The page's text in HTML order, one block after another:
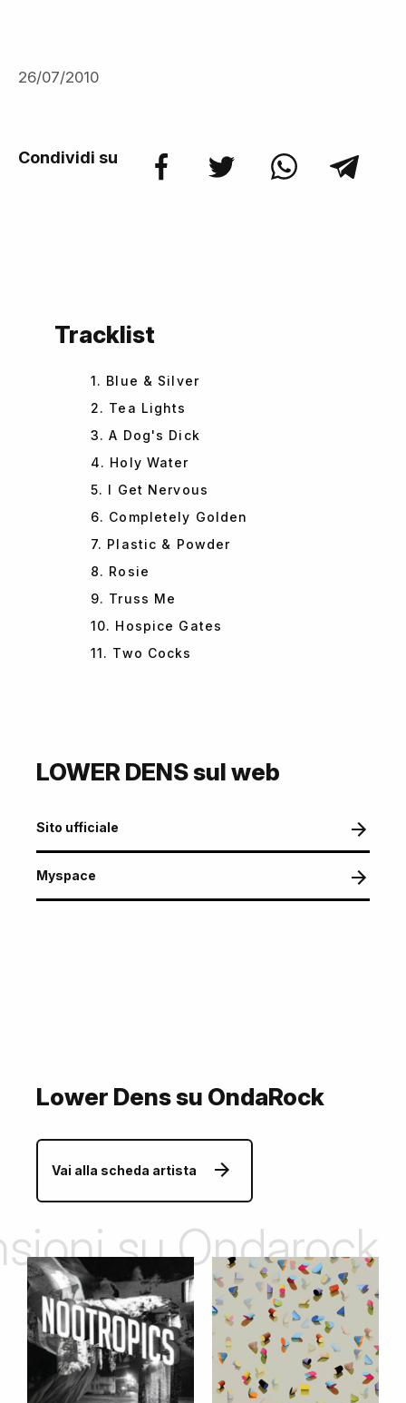
26/07/2010
Condividi su
Tracklist
1. Blue & Silver
2. Tea Lights
3. A Dog's Dick
4. Holy Water
5. I Get Nervous
6. Completely Golden
7. Plastic & Powder
8. Rosie
9. Truss Me
10. Hospice Gates
11. Two Cocks
LOWER DENS sul web
Sito ufficiale
Myspace
Lower Dens su OndaRock
Vai alla scheda artista
su Ondarock